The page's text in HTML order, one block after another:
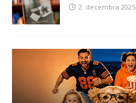
2. decembra 2025